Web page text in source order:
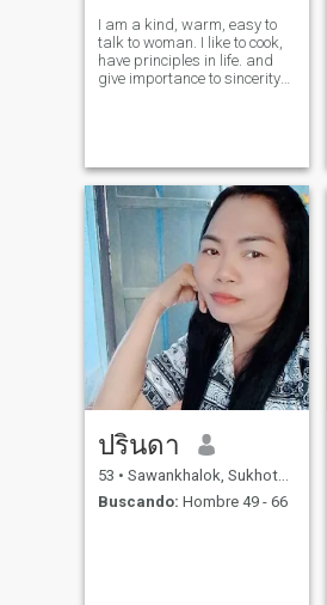
I am a kind, warm, easy to
talk to woman. I like to cook,
have principles in life. and
give importance to sincerity
mature men ready for a
serious relat
ปรินดา
53 • Sawankhalok, Sukhothai, Tailandia
Buscando: Hombre 49 - 66